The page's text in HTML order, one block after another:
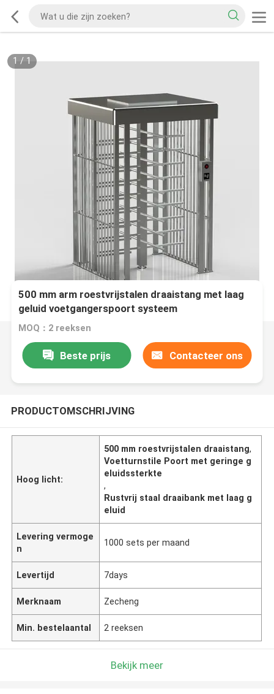
1 / 1
500 mm arm roestvrijstalen draaistang met laag
geluid voetgangerspoort systeem
MOQ：2 reeksen
Beste prijs Contacteer ons
PRODUCTOMSCHRIJVING
Hoog licht:
500 mm roestvrijstalen draaistang,
Voetturnstile Poort met geringe g
eluidssterkte
,
Rustvrij staal draaibank met laag g
eluid
Levering vermoge
n
1000 sets per maand
Levertijd 7days
Merknaam Zecheng
Min. bestelaantal 2 reeksen
Bekijk meer